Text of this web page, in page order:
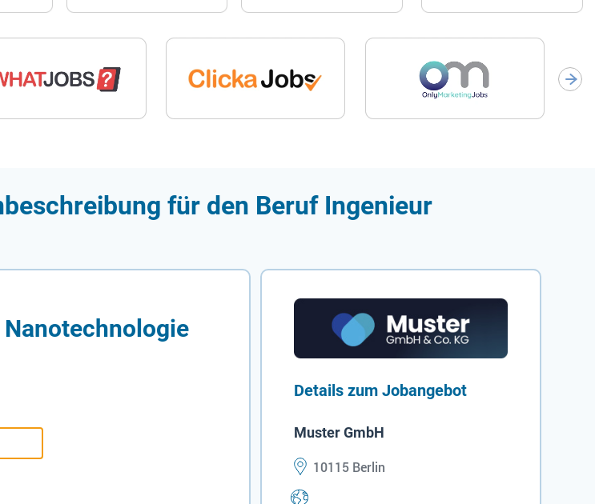
für den Beruf Ingenieur
Details zum Jobangebot
Muster GmbH
10115 Berlin